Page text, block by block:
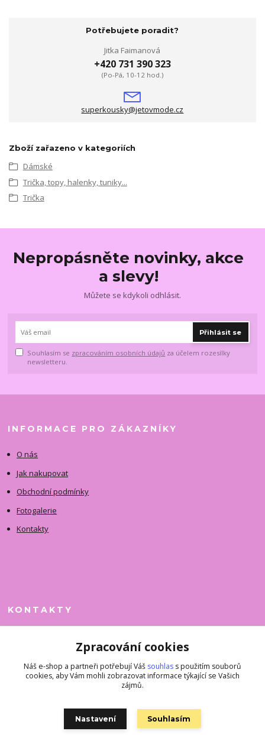
Potřebujete poradit?
Jitka Faimanová
+420 731 390 323
(Po-Pá, 10-12 hod.)
superkousky@jetovmode.cz
Zboží zařazeno v kategoriích
Dámské
Trička, topy, halenky, tuniky...
Trička
Nepropásněte novinky, akce
a slevy!
Můžete se kdykoli odhlásit.
Přihlásit se
Souhlasím se zpracováním osobních údajů za účelem rozesílky
newsletteru.
INFORMACE PRO ZÁKAZNÍKY
O nás
Jak nakupovat
Obchodní podmínky
Fotogalerie
Kontakty
KONTAKTY
+420 731 390 323
superkousky@jetovmode.cz
Zpracování cookies
Náš e-shop a partneři potřebují Váš souhlas s použitím souborů
cookies, aby Vám mohli zobrazovat informace týkající se Vašich
zájmů.
Nastavení Souhlasím